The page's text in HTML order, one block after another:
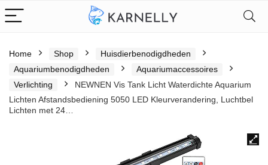
Home Shop
Huisdierbenodigdheden
Aquariumbenodigdheden
Aquariumaccessoires
Verlichting
NEWNEN Vis Tank Licht Waterdichte Aquarium
Lichten Afstandsbediening 5050 LED Kleurverandering, Luchtbel
Lichten met 24…